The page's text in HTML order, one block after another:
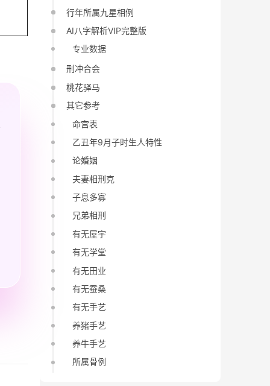
行年所属九星相例
AI八字解析VIP完整版
专业数据
刑冲合会
桃花驿马
其它参考
命宫表
乙丑年9月子时生人特性
论婚姻
夫妻相刑克
子息多寡
兄弟相刑
有无屋宇
有无学堂
有无田业
有无蚕桑
有无手艺
养猪手艺
养牛手艺
所属骨例